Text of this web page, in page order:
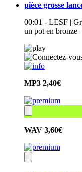
pièce grosse
00:01 - LESF |
un pot en bronze
MP3 2,40€
WAV 3,60€